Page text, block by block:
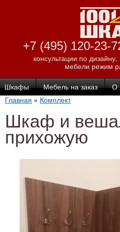
Перейти к
основному
+7 (495) 120-23-
консультации по
мебели режим
Шкафы Мебель на заказ О
Главная » Комплект
Шкаф и
прихожую